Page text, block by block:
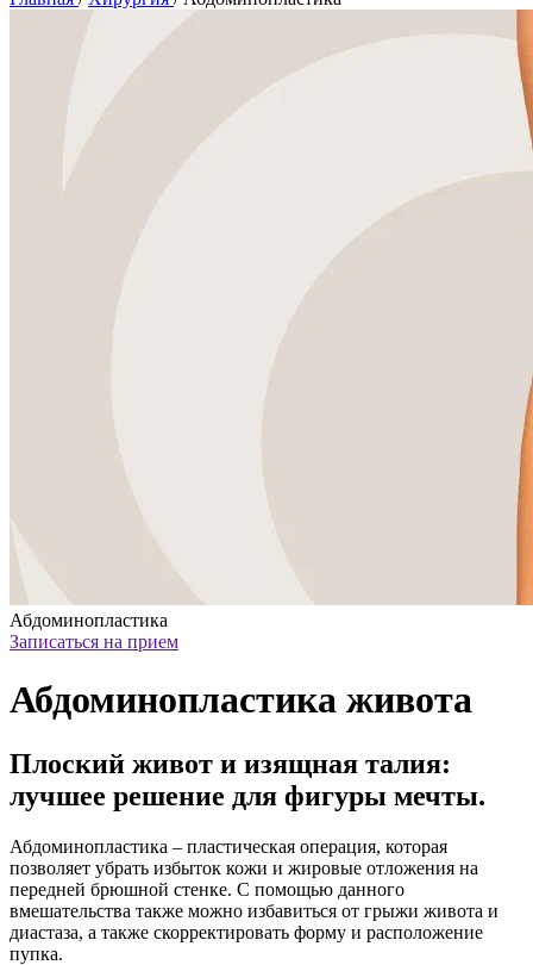
Абдоминопластика
Записаться на прием
Абдоминопластика живота
Плоский живот и изящная талия:
лучшее решение для фигуры мечты.
Абдоминопластика – пластическая операция, которая
позволяет убрать избыток кожи и жировые отложения на
передней брюшной стенке. С помощью данного
вмешательства также можно избавиться от грыжи живота и
диастаза, а также скорректировать форму и расположение
пупка.